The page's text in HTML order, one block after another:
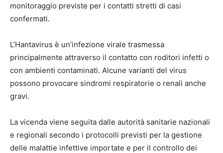
monitoraggio previste per i contatti stretti di casi
confermati.
L’Hantavirus è un’infezione virale trasmessa
principalmente attraverso il contatto con roditori infetti o
con ambienti contaminati. Alcune varianti del virus
possono provocare sindromi respiratorie o renali anche
gravi.
La vicenda viene seguita dalle autorità sanitarie nazionali
e regionali secondo i protocolli previsti per la gestione
delle malattie infettive importate e per il controllo dei